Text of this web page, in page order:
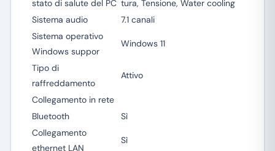
stato di salute del PC tura, Tensione, Water cooling
Sistema audio
7.1 canali
Sistema operativo
Windows suppor
Windows 11
Tipo di
raffreddamento
Attivo
Collegamento in rete
Bluetooth
Sì
Collegamento
ethernet LAN
Sì